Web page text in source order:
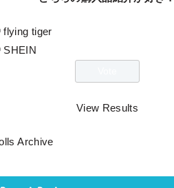
flying tiger
SHEIN
View Results
Archive